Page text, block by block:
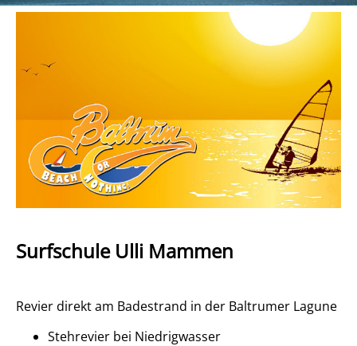
Surfschule Ulli Mammen
Revier direkt am Badestrand in der Baltrumer Lagune
Stehrevier bei Niedrigwasser